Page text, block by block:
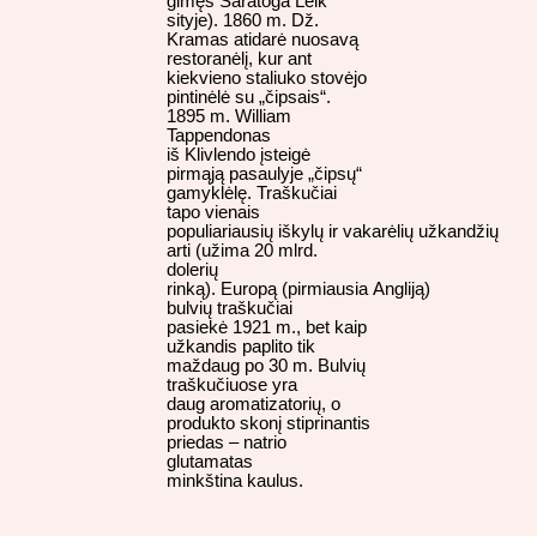
sityje). 1860 m. Dž.
Kramas atidarė nuosavą
restoranėlį, kur ant
kiekvieno staliuko stovėjo
pintinėlė su „čipsais“.
1895 m. William
Tappendonas
iš Klivlendo įsteigė
pirmąją pasaulyje „čipsų“
gamyklėlę. Traškučiai
tapo vienais
populiariausių iškylų ir vakarėlių užkandžių
arti (užima 20 mlrd.
dolerių
rinką). Europą (pirmiausia Angliją)
bulvių traškučiai
pasiekė 1921 m., bet kaip
užkandis paplito tik
maždaug po 30 m. Bulvių
traškučiuose yra
daug aromatizatorių, o
produkto skonį stiprinantis
priedas – natrio
glutamatas
minkština kaulus.